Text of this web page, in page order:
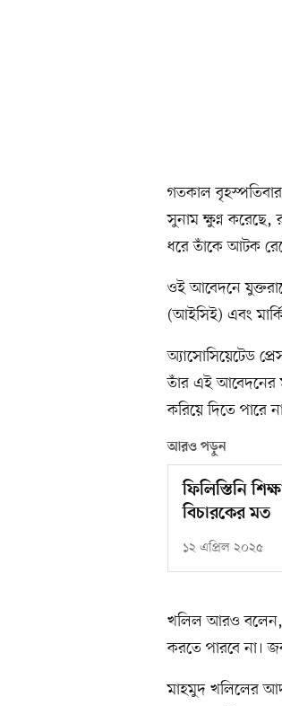
গতকাল
সুনাম ক্ষুণ্ন করেছে,
ধরে তাঁকে আটক
ওই আবেদনে
(আইসিই) এবং
অ্যাসোসিয়েটেড
তাঁর এই আবেদনের
করিয়ে দিতে পারে
আরও পড়ুন
ফিলিস্তিনি
বিচারকের মত
১২ এপ্রিল ২০২৫
খলিল আরও বলেন,
করতে পারবে না।
মাহমুদ খলিলের